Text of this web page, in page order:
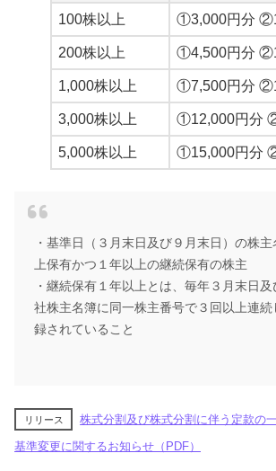
100株以上 ①3,000円分
200株以上 ①4,500円分
1,000株以上 ①7,500円分
3,000株以上 ①12,000円分
5,000株以上 ①15,000円分
・基準日（３月末日及び９月末日）の株
上保有かつ１年以上の継続保有の株主
・継続保有１年以上とは、毎年３月末日
社株主名簿に同一株主番号で３回以上連
録されていること
リリース
株式分割及び株式分割に伴う定款の
基準変更に関するお知らせ（PDF）